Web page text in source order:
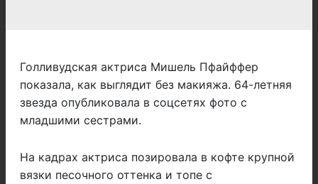
Голливудская актриса Мишель Пфайффер
показала, как выглядит без макияжа. 64-летняя
звезда опубликовала в соцсетях фото с
младшими сестрами.
На кадрах актриса позировала в кофте крупной
вязки песочного оттенка и топе с